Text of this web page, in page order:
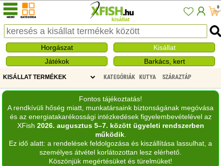
kisállat
0
Horgászat
Kisállat
Játékok
Barkács, kert
KATEGÓRIÁK KUTYA SZÁRAZTÁP
Fontos tájékoztatás!
A rendkívüli hőség miatt, munkatársaink biztonságának megóvása
és az energiatakarékossági intézkedések figyelembevételével az
XFish 2026. augusztus 5–7. között ügyeleti rendszerben
működik.
Ez idő alatt: a rendelések feldolgozása és kiszállítása lassulhat, a
személyes átvétel korlátozottan lesz elérhető.
Köszönjük megértésüket és türelmüket!